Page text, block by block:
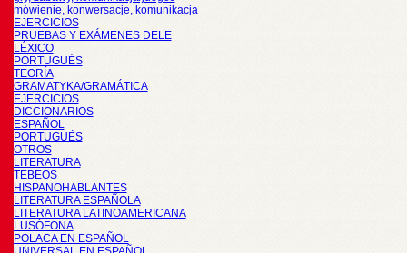
mówienie, konwersacje, komunikacja
EJERCICIOS
PRUEBAS Y EXÁMENES DELE
LÉXICO
PORTUGUÉS
TEORÍA
GRAMATYKA/GRAMÁTICA
EJERCICIOS
DICCIONARIOS
ESPAÑOL
PORTUGUÉS
OTROS
LITERATURA
TEBEOS
HISPANOHABLANTES
LITERATURA ESPAÑOLA
LITERATURA LATINOAMERICANA
LUSÓFONA
POLACA EN ESPAÑOL